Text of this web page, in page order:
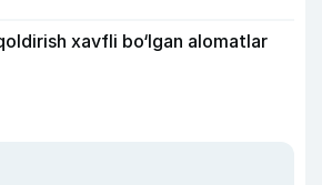
xavfli bo‘lgan alomatlar